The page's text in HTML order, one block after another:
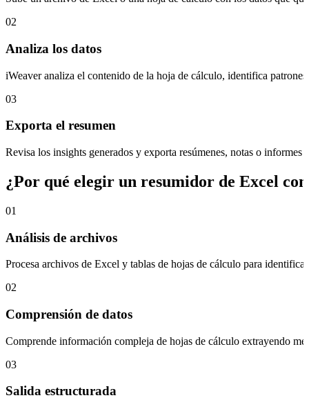
02
Analiza los datos
iWeaver analiza el contenido de la hoja de cálculo, identifica
03
Exporta el resumen
Revisa los insights generados y exporta resúmenes, notas o informes
¿Por qué elegir un resumidor de Excel
01
Análisis de archivos
Procesa archivos de Excel y tablas de hojas de cálculo para
02
Comprensión de datos
Comprende información compleja de hojas de cálculo extrayendo
03
Salida estructurada